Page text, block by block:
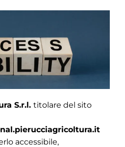
S.r.l. titolare del sito
accessibile,